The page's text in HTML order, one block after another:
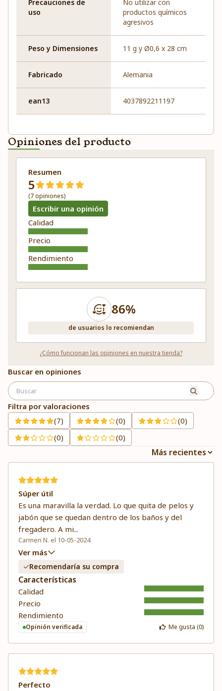
Precauciones de
uso
No utilizar con
productos químicos
agresivos
Peso y Dimensiones 11 g y Ø0,6 x 28 cm
Fabricado Alemania
ean13 4037892211197
Opiniones del producto
Resumen
5
(7 opiniones)
Escribir una opinión
Calidad
Precio
Rendimiento
86%
de usuarios lo recomiendan
¿Cómo funcionan las opiniones en nuestra tienda?
Buscar en opiniones
Filtra por valoraciones
(7)
(0)
(0)
(0)
(0)
Súper útil
Es una maravilla la verdad. Lo que quita de pelos y
jabón que se quedan dentro de los baños y del
fregadero. A mi...
Carmen N. el 10-05-2024
Ver más
Recomendaría su compra
Características
Calidad
Precio
Rendimiento
Opinión verificada Me gusta (0)
Perfecto